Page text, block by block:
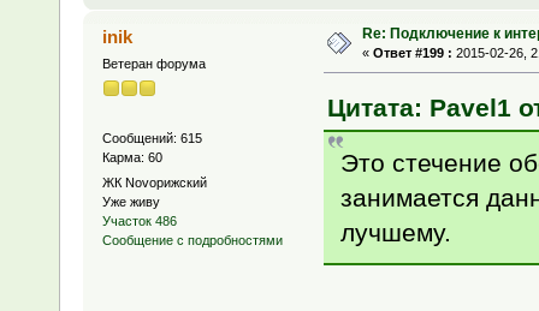
inik
Ветеран форума
Сообщений: 615
Карма: 60
ЖК Novoрижский
Уже живу
Участок 486
Сообщение с подробностями
Re: Подключение к
« Ответ #199 : 2015-02-26,
Цитата: Pavel1
Это стечение
занимается
лучшему.